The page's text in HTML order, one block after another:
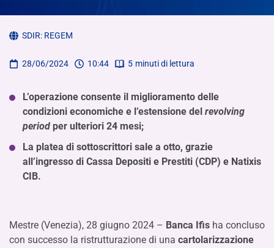
SDIR: REGEM
28/06/2024 10:44 5 minuti di lettura
L’operazione consente il miglioramento delle
condizioni economiche e l’estensione del revolving
period per ulteriori 24 mesi;
La platea di sottoscrittori sale a otto, grazie
all’ingresso di Cassa Depositi e Prestiti (CDP) e Natixis
CIB.
Mestre (Venezia), 28 giugno 2024 – Banca Ifis ha concluso
con successo la ristrutturazione di una cartolarizzazione